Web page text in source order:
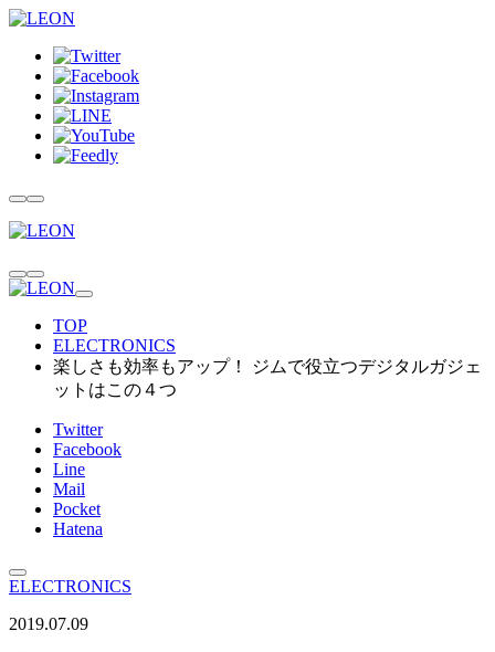
TOP
ELECTRONICS
楽しさも効率もアップ！ ジムで役立つデジタルガジェ
ットはこの４つ
Twitter
Facebook
Line
Mail
Pocket
Hatena
ELECTRONICS
2019.07.09